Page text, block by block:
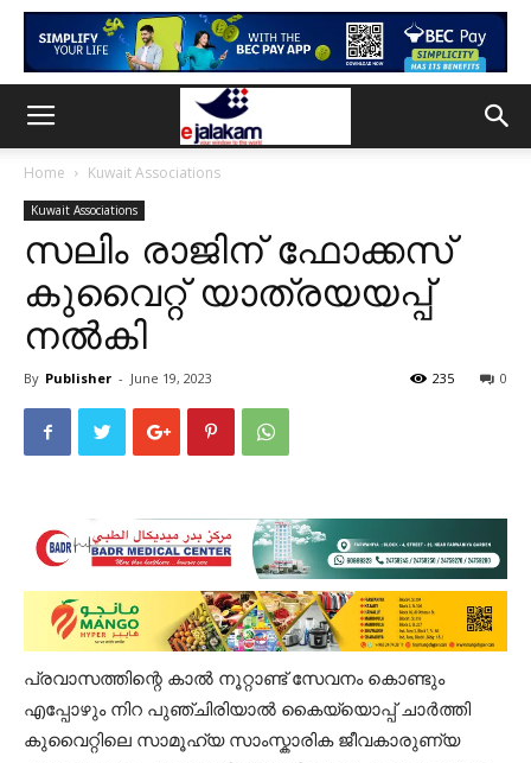
Home Kuwait Associations
Kuwait Associations
സലിം രാജിന് ഫോക്കസ്
കുവൈറ്റ് യാത്രയയപ്പ്
നൽകി
By Publisher - June 19, 2023 0
235
പ്രവാസത്തിന്റെ കാൽ നൂറ്റാണ്ട് സേവനം കൊണ്ടും
എപ്പോഴും നിറ പുഞ്ചിരിയാൽ കൈയ്യൊപ്പ് ചാർത്തി
കുവൈറ്റിലെ സാമൂഹ്യ സാംസ്കാരിക ജീവകാരുണ്യ